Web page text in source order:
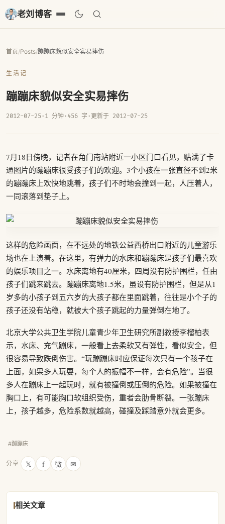
老刘博客
首页/Posts/蹦蹦床貌似安全实易摔伤
生活记
蹦蹦床貌似安全实易摔伤
2012-07-25· 1 分钟· 456 字 · 更新于 2012-07-25
7月18日傍晚，记者在角门南站附近一小区门口看见，贴满了卡
通图片的蹦蹦床很受孩子们的欢迎。3个小孩在一张直径不到2米
的蹦蹦床上欢快地跳着，孩子们不时地会撞到一起，人压着人，
一同滚落到垫子上。
这样的危险画面，在不远处的地铁公益西桥出口附近的儿童游乐
场也在上演着。在这里，有弹力的水床和蹦蹦床是孩子们最喜欢
的娱乐项目之一。水床离地有40厘米，四周没有防护围栏，任由
孩子们跳来跳去。蹦蹦床离地1.5米，虽设有防护围栏，但是从1
岁多的小孩子到五六岁的大孩子都在里面跳着，往往是小个子的
孩子还没有站稳，就被大个孩子跳起的力量弹倒在地了。
北京大学公共卫生学院儿童青少年卫生研究所副教授李榴柏表
示，水床、充气蹦床，一般看上去柔软又有弹性，看似安全，但
很容易导致跌倒伤害。“玩蹦蹦床时应保证每次只有一个孩子在
上面，如果多人玩耍，每个人的振幅不一样，会有危险”。当很
多人在蹦床上一起玩时，就有被撞倒或压倒的危险。如果被撞在
胸口上，有可能胸口软组织受伤，重者会肋骨断裂。一张蹦床
上，孩子越多，危险系数就越高，碰撞及踩踏意外就会更多。
#蹦蹦床
分享 𝕏 f 微 ✉
相关文章